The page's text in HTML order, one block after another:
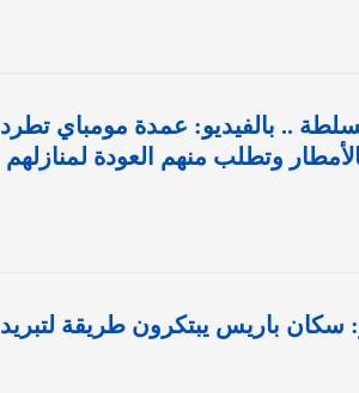
.. بالفيديو: عمدة مومباي تطرد
وتطلب منهم العودة لمنازلهم
سكان باريس يبتكرون طريقة لتبريد